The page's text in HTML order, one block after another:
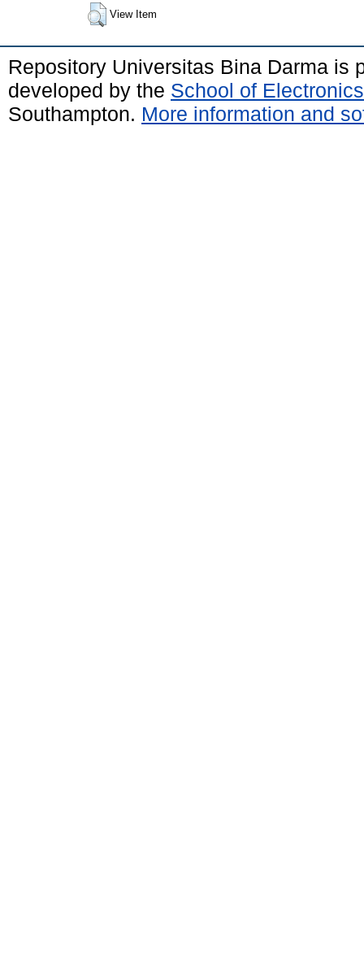
View Item
Repository Universitas Bina Darma is
developed by the School of
Southampton. More information and